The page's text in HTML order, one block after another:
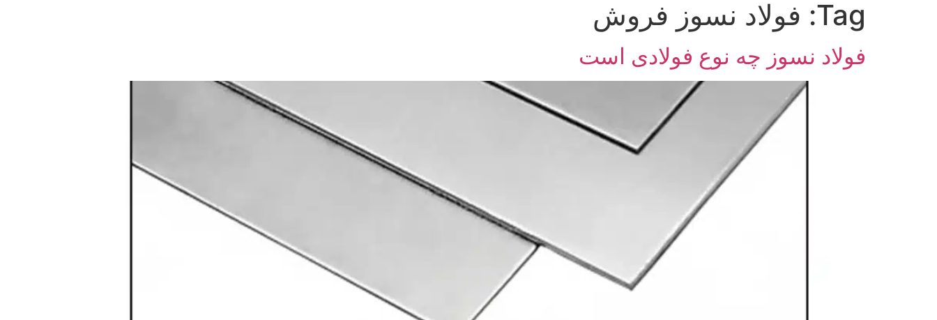
Tag: فولاد نسوز فروش
فولاد نسوز چه نوع فولادی است